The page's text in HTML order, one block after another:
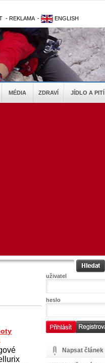
- REKLAMA - ENGLISH
MÉDIA ZDRAVÍ JÍDLO A PITÍ
uživatel
heslo
Napsat článek